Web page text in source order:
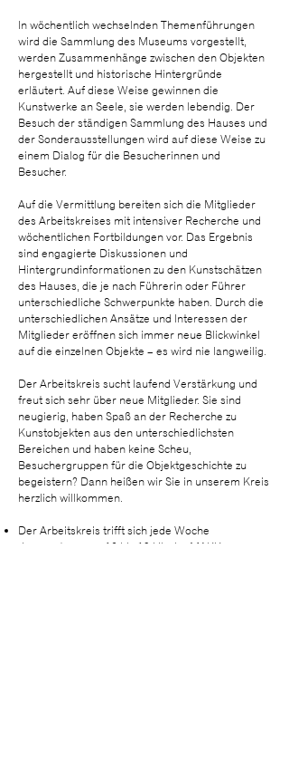
In wöchentlich wechselnden Themenführungen
wird die Sammlung des Museums vorgestellt,
werden Zusammenhänge zwischen den Objekten
hergestellt und historische Hintergründe
erläutert. Auf diese Weise gewinnen die
Kunstwerke an Seele, sie werden lebendig. Der
Besuch der ständigen Sammlung des Hauses und
der Sonderausstellungen wird auf diese Weise zu
einem Dialog für die Besucherinnen und
Besucher.
Auf die Vermittlung bereiten sich die Mitglieder
des Arbeitskreises mit intensiver Recherche und
wöchentlichen Fortbildungen vor. Das Ergebnis
sind engagierte Diskussionen und
Hintergrundinformationen zu den Kunstschätzen
des Hauses, die je nach Führerin oder Führer
unterschiedliche Schwerpunkte haben. Durch die
unterschiedlichen Ansätze und Interessen der
Mitglieder eröffnen sich immer neue Blickwinkel
auf die einzelnen Objekte – es wird nie langweilig.
Der Arbeitskreis sucht laufend Verstärkung und
freut sich sehr über neue Mitglieder. Sie sind
neugierig, haben Spaß an der Recherche zu
Kunstobjekten aus den unterschiedlichsten
Bereichen und haben keine Scheu,
Besuchergruppen für die Objektgeschichte zu
begeistern? Dann heißen wir Sie in unserem Kreis
herzlich willkommen.
Der Arbeitskreis trifft sich jede Woche
donnerstags von 16 bis 18 Uhr im MAKK.